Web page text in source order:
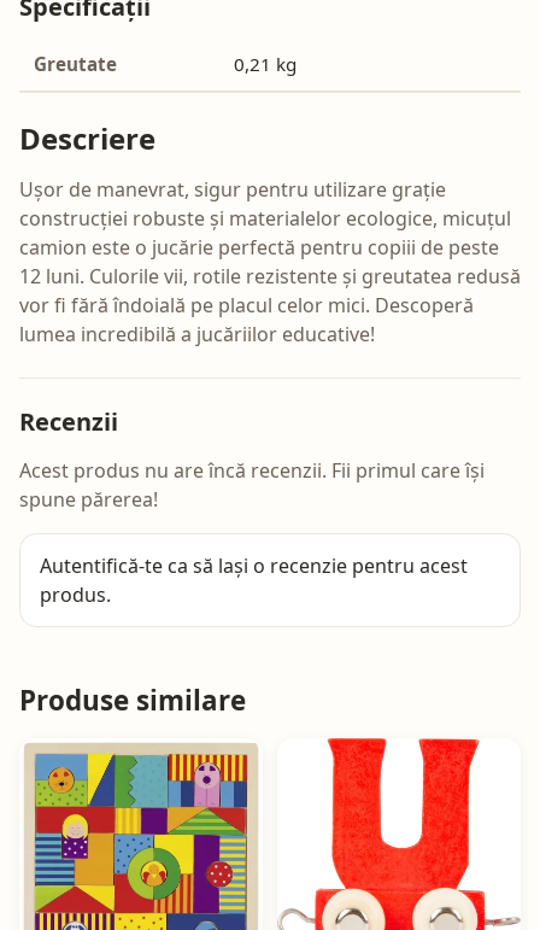
Specificații
Greutate 0,21 kg
Descriere
Ușor de manevrat, sigur pentru utilizare grație
construcției robuste și materialelor ecologice, micuțul
camion este o jucărie perfectă pentru copiii de peste
12 luni. Culorile vii, rotile rezistente și greutatea redusă
vor fi fără îndoială pe placul celor mici. Descoperă
lumea incredibilă a jucăriilor educative!
Recenzii
Acest produs nu are încă recenzii. Fii primul care își
spune părerea!
Autentifică-te ca să lași o recenzie pentru acest
produs.
Produse similare